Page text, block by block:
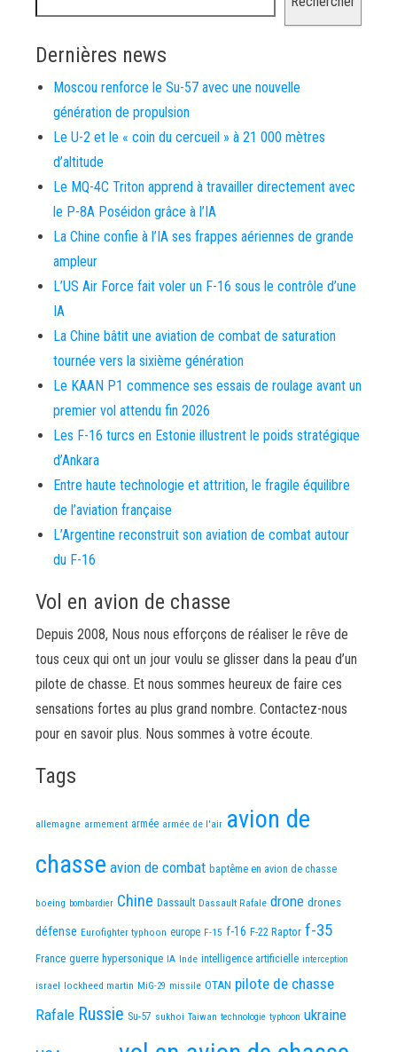
Dernières news
Moscou renforce le Su-57 avec une nouvelle
génération de propulsion
Le U-2 et le « coin du cercueil » à 21 000 mètres
d’altitude
Le MQ-4C Triton apprend à travailler directement avec
le P-8A Poséidon grâce à l’IA
La Chine confie à l’IA ses frappes aériennes de grande
ampleur
L’US Air Force fait voler un F-16 sous le contrôle d’une
IA
La Chine bâtit une aviation de combat de saturation
tournée vers la sixième génération
Le KAAN P1 commence ses essais de roulage avant un
premier vol attendu fin 2026
Les F-16 turcs en Estonie illustrent le poids stratégique
d’Ankara
Entre haute technologie et attrition, le fragile équilibre
de l’aviation française
L’Argentine reconstruit son aviation de combat autour
du F-16
Vol en avion de chasse
Depuis 2008, Nous nous efforçons de réaliser le rêve de
tous ceux qui ont un jour voulu se glisser dans la peau d’un
pilote de chasse. Et nous sommes heureux de faire ces
sensations fortes au plus grand nombre. Contactez-nous
pour en savoir plus. Nous sommes à votre écoute.
Tags
allemagne armement armée armée de l'air avion de
chasse avion de combat baptême en avion de chasse
boeing bombardier Chine Dassault Dassault Rafale drone drones
défense Eurofighter typhoon europe F-15 f-16 F-22 Raptor f-35
France guerre hypersonique IA Inde intelligence artificielle interception
israel lockheed martin MiG-29 missile OTAN pilote de chasse
Rafale Russie Su-57 sukhoi Taiwan technologie typhoon ukraine